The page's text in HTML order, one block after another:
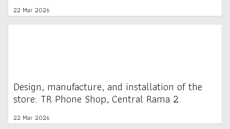
22 Mar 2026
Design, manufacture, and installation of the
store: TR Phone Shop, Central Rama 2.
22 Mar 2026